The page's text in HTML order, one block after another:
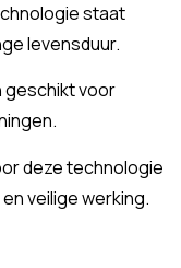
staat
levensduur.
geschikt voor
deze technologie
veilige werking.